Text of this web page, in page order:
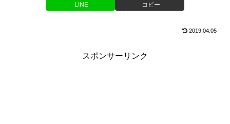
LINE コピー
2019.04.05
スポンサーリンク